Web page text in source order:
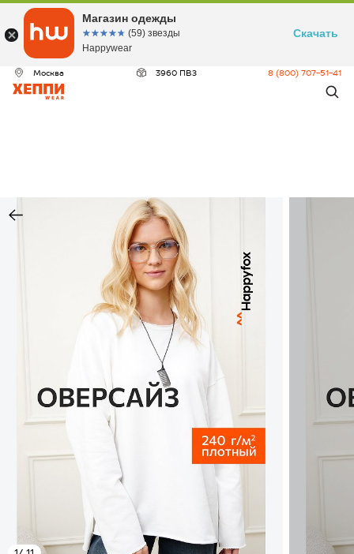
Москва 3960 ПВЗ 8 (800) 707-51-41
Магазин одежды
☆☆☆☆☆
★★★★★ (59) звезды
Happywear
Скачать